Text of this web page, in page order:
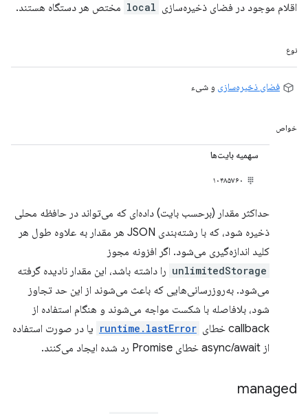
اقلام موجود در فضای ذخیره‌سازی local مختص هر دستگاه هستند.
نوع
فضای ذخیره‌سازی و شیء
خواص
سهمیه بایت‌ها
۱۰۴۸۵۷۶۰
حداکثر مقدار (برحسب بایت) داده‌ای که می‌تواند در حافظه محلی
ذخیره شود، که با رشته‌بندی JSON هر مقدار به علاوه طول هر
کلید اندازه‌گیری می‌شود. اگر افزونه مجوز
unlimitedStorage را داشته باشد، این مقدار نادیده گرفته
می‌شود. به‌روزرسانی‌هایی که باعث می‌شوند از این حد تجاوز
شود، بلافاصله با شکست مواجه می‌شوند و هنگام استفاده از
callback خطای
runtime.lastError یا در صورت استفاده
از async/await خطای Promise رد شده ایجاد می‌کنند.
managed